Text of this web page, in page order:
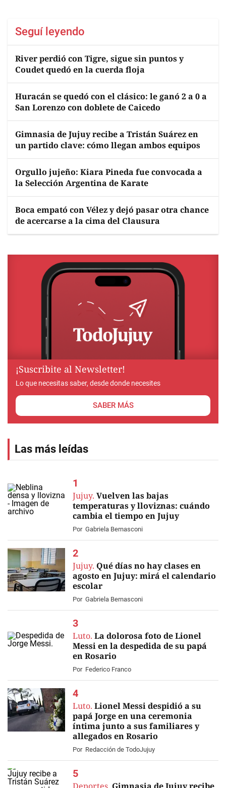
Seguí leyendo
River perdió con Tigre, sigue sin puntos y
Coudet quedó en la cuerda floja
Huracán se quedó con el clásico: le ganó 2 a 0 a
San Lorenzo con doblete de Caicedo
Gimnasia de Jujuy recibe a Tristán Suárez en
un partido clave: cómo llegan ambos equipos
Orgullo jujeño: Kiara Pineda fue convocada a
la Selección Argentina de Karate
Boca empató con Vélez y dejó pasar otra chance
de acercarse a la cima del Clausura
¡Suscribite al Newsletter!
Lo que necesitas saber, desde donde necesites
SABER MÁS
Las más leídas
Jujuy. Vuelven las bajas
temperaturas y lloviznas: cuándo
cambia el tiempo en Jujuy
Por Gabriela Bernasconi
Jujuy. Qué días no hay clases en
agosto en Jujuy: mirá el calendario
escolar
Por Gabriela Bernasconi
Luto. La dolorosa foto de Lionel
Messi en la despedida de su papá
en Rosario
Por Federico Franco
Luto. Lionel Messi despidió a su
papá Jorge en una ceremonia
íntima junto a sus familiares y
allegados en Rosario
Por Redacción de TodoJujuy